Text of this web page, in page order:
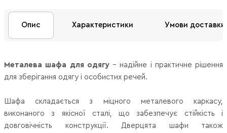
Опис Характеристики Умови доставки
Металева шафа для одягу– надійне і практичне рішення
для зберігання одягу і особистих речей.
Шафа складається з міцного металевого каркасу,
виконаного з якісної сталі, що забезпечує стійкість і
довговічність конструкції. Дверцята шафи також